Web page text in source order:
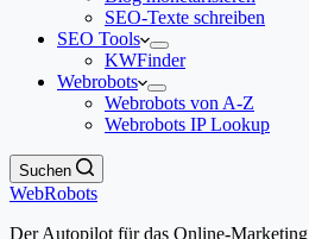
SEO-Texte schreiben
SEO Tools
KWFinder
Webrobots
Webrobots von A-Z
Webrobots IP Lookup
Suchen
WebRobots
Der Autopilot für das Online-Marketing